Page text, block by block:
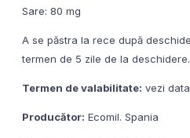
Sare: 80 mg
A se păstra la rece după
termen de 5 zile de la deschidere.
Termen de valabilitate: vezi
Producător: Ecomil. Spania